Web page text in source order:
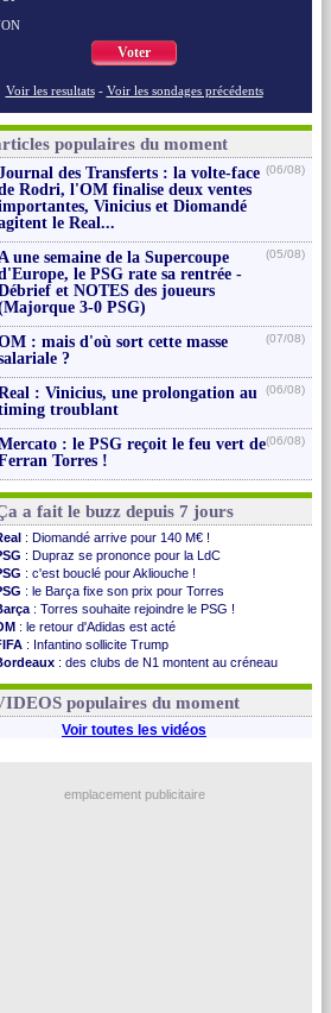
Voter
Voir les resultats - Voir les sondages précédents
populaires du moment
des Transferts : la volte-face
Rodri, l'OM finalise deux ventes
Vinicius et Diomandé
le Real...
(06/08)
une semaine de la Supercoupe
le PSG rate sa rentrée -
et NOTES des joueurs
3-0 PSG)
(05/08)
: mais d'où sort cette masse
?
(07/08)
: Vinicius, une prolongation au
troublant
(06/08)
: le PSG reçoit le feu vert de
Torres !
(06/08)
a fait le buzz depuis 7 jours
: Diomandé arrive pour 140 M€ !
: Dupraz se prononce pour la LdC
: c'est bouclé pour Akliouche !
: le Barça fixe son prix pour Torres
: Torres souhaite rejoindre le PSG !
: le retour d'Adidas est acté
: Infantino sollicite Trump
: des clubs de N1 montent au créneau
: le démenti de Leipzig pour Diomandé
populaires du moment
Voir toutes les vidéos
emplacement publicitaire